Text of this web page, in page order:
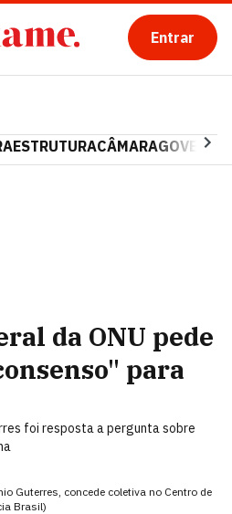
Entrar
CÂMARAGOVERNO
da ONU pede
para
foi resposta a pergunta sobre
Guterres, concede coletiva no Centro de
Brasil)